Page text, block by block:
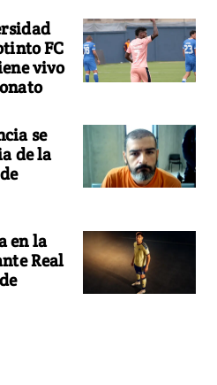
FC
vivo
se
de la
en la
Real